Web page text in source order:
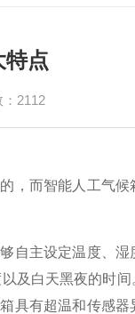
特点
2112
，而智能人工气
主设定温度、湿
及白天黑夜的时
具有超温和传感